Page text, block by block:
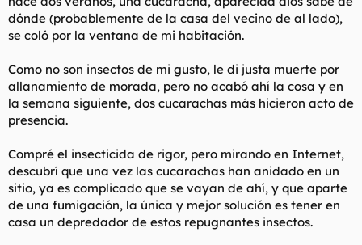
dónde (probablemente de la casa del vecino de al lado),
se coló por la ventana de mi habitación.
Como no son insectos de mi gusto, le di justa muerte por
allanamiento de morada, pero no acabó ahí la cosa y en
la semana siguiente, dos cucarachas más hicieron acto de
presencia.
Compré el insecticida de rigor, pero mirando en Internet,
descubrí que una vez las cucarachas han anidado en un
sitio, ya es complicado que se vayan de ahí, y que aparte
de una fumigación, la única y mejor solución es tener en
casa un depredador de estos repugnantes insectos.